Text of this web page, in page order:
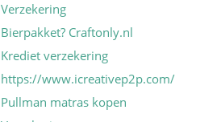
Verzekering
Bierpakket? Craftonly.nl
Krediet verzekering
https://www.icreativep2p.com/
Pullman matras kopen